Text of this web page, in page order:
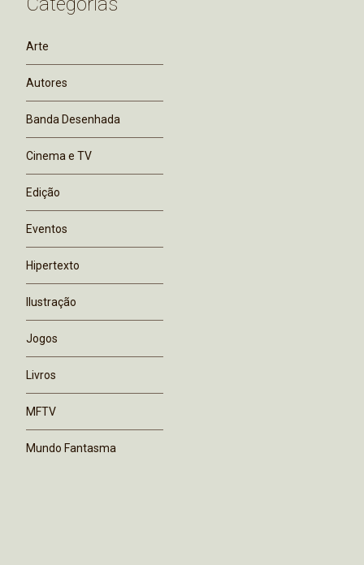
Arte
Autores
Banda Desenhada
Cinema e TV
Edição
Eventos
Hipertexto
Ilustração
Jogos
Livros
MFTV
Mundo Fantasma